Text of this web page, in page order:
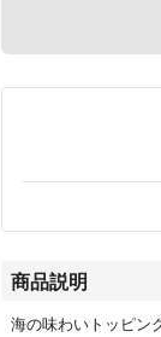
商品説明
海の味わいトッピン